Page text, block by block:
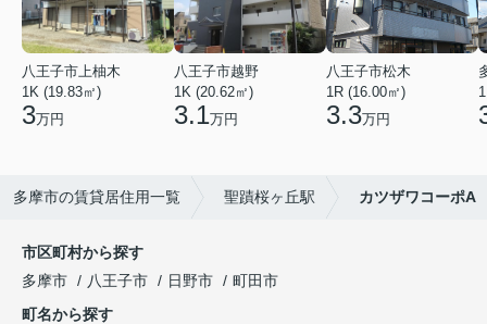
八王子市上柚木
1K (19.83㎡)
3万円
八王子市越野
1K (20.62㎡)
3.1万円
八王子市松木
1R (16.00㎡)
3.3万円
多摩市の賃貸居住用一覧 聖蹟桜ヶ丘駅 カツザワコーポA
市区町村から探す
多摩市
八王子市 日野市
町田市
町名から探す